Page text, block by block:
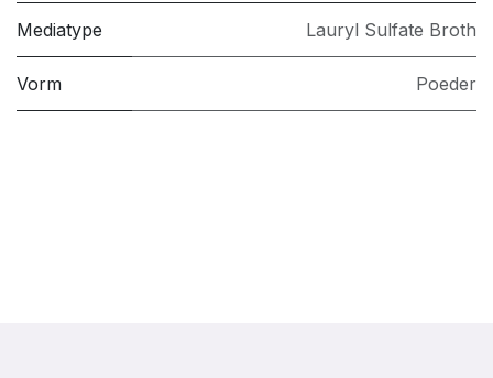
Mediatype Lauryl Sulfate Broth
Vorm Poeder